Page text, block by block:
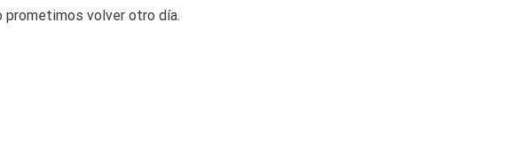
prometimos volver otro día.